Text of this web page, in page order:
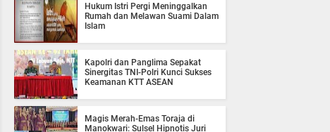
Hukum Istri Pergi Meninggalkan
Rumah dan Melawan Suami Dalam
Islam
Kapolri dan Panglima Sepakat
Sinergitas TNI-Polri Kunci Sukses
Keamanan KTT ASEAN
Magis Merah-Emas Toraja di
Manokwari: Sulsel Hipnotis Juri